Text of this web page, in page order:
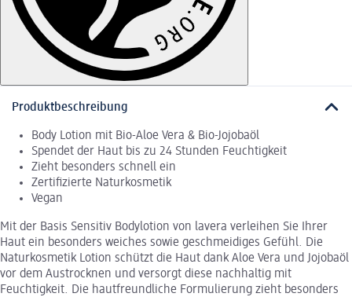
Produktbeschreibung
Body Lotion mit Bio-Aloe Vera & Bio-Jojobaöl
Spendet der Haut bis zu 24 Stunden Feuchtigkeit
Zieht besonders schnell ein
Zertifizierte Naturkosmetik
Vegan
Mit der Basis Sensitiv Bodylotion von lavera verleihen Sie Ihrer
Haut ein besonders weiches sowie geschmeidiges Gefühl. Die
Naturkosmetik Lotion schützt die Haut dank Aloe Vera und Jojobaöl
vor dem Austrocknen und versorgt diese nachhaltig mit
Feuchtigkeit. Die hautfreundliche Formulierung zieht besonders